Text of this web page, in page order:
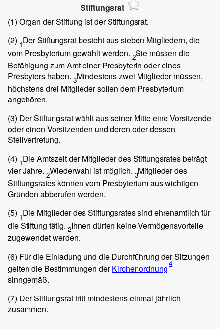
Stiftungsrat
(1) Organ der Stiftung ist der Stiftungsrat.
(2) 1Der Stiftungsrat besteht aus sieben Mitgliedern, die
vom Presbyterium gewählt werden. 2Sie müssen die
Befähigung zum Amt einer Presbyterin oder eines
Presbyters haben. 3Mindestens zwei Mitglieder müssen,
höchstens drei Mitglieder sollen dem Presbyterium
angehören.
(3) Der Stiftungsrat wählt aus seiner Mitte eine Vorsitzende
oder einen Vorsitzenden und deren oder dessen
Stellvertretung.
(4) 1Die Amtszeit der Mitglieder des Stiftungsrates beträgt
vier Jahre. 2Wiederwahl ist möglich. 3Mitglieder des
Stiftungsrates können vom Presbyterium aus wichtigen
Gründen abberufen werden.
(5) 1Die Mitglieder des Stiftungsrates sind ehrenamtlich für
die Stiftung tätig. 2Ihnen dürfen keine Vermögensvorteile
zugewendet werden.
(6) Für die Einladung und die Durchführung der Sitzungen
gelten die Bestimmungen derKirchenordnung4
sinngemäß.
(7) Der Stiftungsrat tritt mindestens einmal jährlich
zusammen.